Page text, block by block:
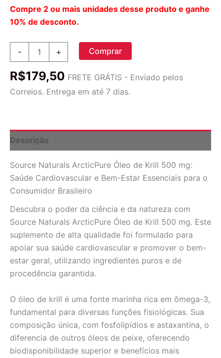
Compre 2 ou mais unidades desse produto e ganhe
10% de desconto.
-
Óleo
Krill
30
Cápsulas
Saúde
Cardiovascular
Bem-
Estar
+ Comprar
R$179,50 FRETE GRÁTIS - Enviado pelos
Correios. Entrega em até 7 dias.
Descrição
Source Naturals ArcticPure Óleo de Krill 500 mg:
Saúde Cardiovascular e Bem-Estar Essenciais para o
Consumidor Brasileiro
Descubra o poder da ciência e da natureza com
Source Naturals ArcticPure Óleo de Krill 500 mg. Este
suplemento de alta qualidade foi formulado para
apoiar sua saúde cardiovascular e promover o bem-
estar geral, utilizando ingredientes puros e de
procedência garantida.
O óleo de krill é uma fonte marinha rica em ômega-3,
fundamental para diversas funções fisiológicas. Sua
composição única, com fosfolipídios e astaxantina, o
diferencia de outros óleos de peixe, oferecendo
biodisponibilidade superior e benefícios mais